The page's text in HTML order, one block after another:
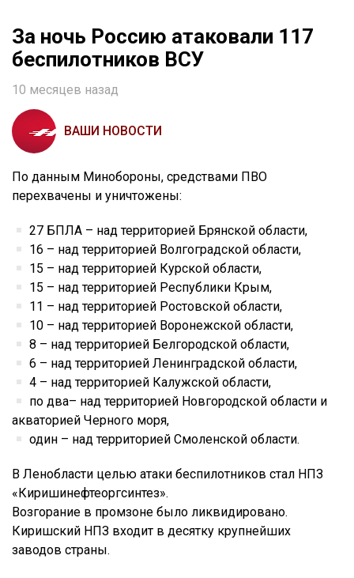
За ночь Россию атаковали 117
беспилотников ВСУ
10 месяцев назад
ВАШИ НОВОСТИ
По данным Минобороны, средствами ПВО
перехвачены и уничтожены:
27 БПЛА – над территорией Брянской области,
16 – над территорией Волгоградской области,
15 – над территорией Курской области,
15 – над территорией Республики Крым,
11 – над территорией Ростовской области,
10 – над территорией Воронежской области,
8 – над территорией Белгородской области,
6 – над территорией Ленинградской области,
4 – над территорией Калужской области,
по два– над территорией Новгородской области и
акваторией Черного моря,
один – над территорией Смоленской области.
В Ленобласти целью атаки беспилотников стал НПЗ
«Киришинефтеоргсинтез».
Возгорание в промзоне было ликвидировано.
Киришский НПЗ входит в десятку крупнейших
заводов страны.